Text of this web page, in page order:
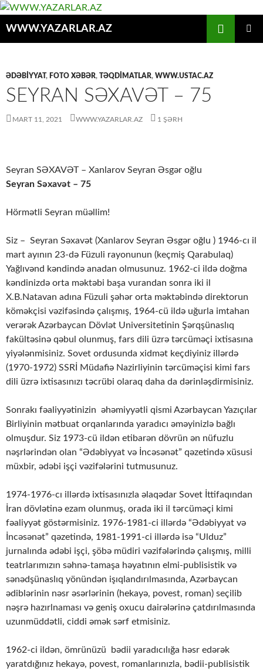
WWW.YAZARLAR.AZ
ƏDƏBİYYAT, FOTO XƏBƏR, TƏQDİMATLAR, WWW.USTAC.AZ
SEYRAN SƏXAVƏT – 75
MART 11, 2021 WWW.YAZARLAR.AZ 1 ŞƏRH
Seyran SƏXAVƏT – Xanlarov Seyran Əsgər oğlu
Seyran Səxavət – 75
Hörmətli Seyran müəllim!
Siz – Seyran Səxavət (Xanlarov Seyran Əsgər oğlu ) 1946-cı il
mart ayının 23-də Füzuli rayonunun (keçmiş Qarabulaq)
Yağlıvənd kəndində anadan olmusunuz. 1962-ci ildə doğma
kəndinizdə orta məktəbi başa vurandan sonra iki il
X.B.Natavan adına Füzuli şəhər orta məktəbində direktorun
köməkçisi vəzifəsində çalışmış, 1964-cü ildə uğurla imtahan
verərək Azərbaycan Dövlət Universitetinin Şərqşünaslıq
fakültəsinə qəbul olunmuş, fars dili üzrə tərcüməçi ixtisasına
yiyələnmisiniz. Sovet ordusunda xidmət keçdiyiniz illərdə
(1970-1972) SSRİ Müdafiə Nazirliyinin tərcüməçisi kimi fars
dili üzrə ixtisasınızı təcrübi olaraq daha da dərinləşdirmisiniz.
Sonrakı fəaliyyətinizin əhəmiyyətli qismi Azərbaycan Yazıçılar
Birliyinin mətbuat orqanlarında yaradıcı əməyinizlə bağlı
olmuşdur. Siz 1973-cü ildən etibarən dövrün ən nüfuzlu
nəşrlərindən olan “Ədəbiyyat və İncəsənət” qəzetində xüsusi
müxbir, ədəbi işçi vəzifələrini tutmusunuz.
1974-1976-cı illərdə ixtisasınızla əlaqədar Sovet İttifaqından
İran dövlətinə ezam olunmuş, orada iki il tərcüməçi kimi
fəaliyyət göstərmisiniz. 1976-1981-ci illərdə “Ədəbiyyat və
İncəsənət” qəzetində, 1981-1991-ci illərdə isə “Ulduz”
jurnalında ədəbi işçi, şöbə müdiri vəzifələrində çalışmış, milli
teatrlarımızın səhnə-tamaşa həyatının elmi-publisistik və
sənədşünaslıq yönündən işıqlandırılmasında, Azərbaycan
ədiblərinin nəsr əsərlərinin (hekayə, povest, roman) seçilib
nəşrə hazırlnaması və geniş oxucu dairələrinə çatdırılmasında
uzunmüddətli, ciddi əmək sərf etmisiniz.
1962-ci ildən, ömrünüzü bədii yaradıcılığa həsr edərək
yaratdığınız hekayə, povest, romanlarınızla, bədii-publisistik